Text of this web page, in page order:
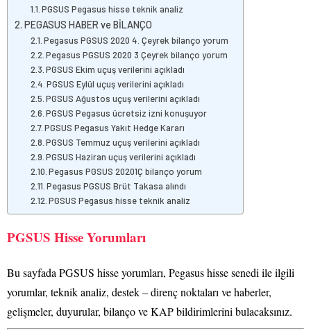
PGSUS Pegasus hisse teknik analiz
PEGASUS HABER ve BİLANÇO
Pegasus PGSUS 2020 4. Çeyrek bilanço yorum
Pegasus PGSUS 2020 3 Çeyrek bilanço yorum
PGSUS Ekim uçuş verilerini açıkladı
PGSUS Eylül uçuş verilerini açıkladı
PGSUS Ağustos uçuş verilerini açıkladı
PGSUS Pegasus ücretsiz izni konuşuyor
PGSUS Pegasus Yakıt Hedge Kararı
PGSUS Temmuz uçuş verilerini açıkladı
PGSUS Haziran uçuş verilerini açıkladı
Pegasus PGSUS 20201Ç bilanço yorum
Pegasus PGSUS Brüt Takasa alındı
PGSUS Pegasus hisse teknik analiz
PGSUS Hisse Yorumları
Bu sayfada PGSUS hisse yorumları, Pegasus hisse senedi ile ilgili
yorumlar, teknik analiz, destek – direnç noktaları ve haberler,
gelişmeler, duyurular, bilanço ve KAP bildirimlerini bulacaksınız.